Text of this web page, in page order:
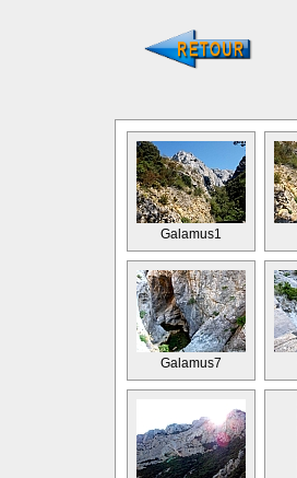
Galamus1
Galamus7